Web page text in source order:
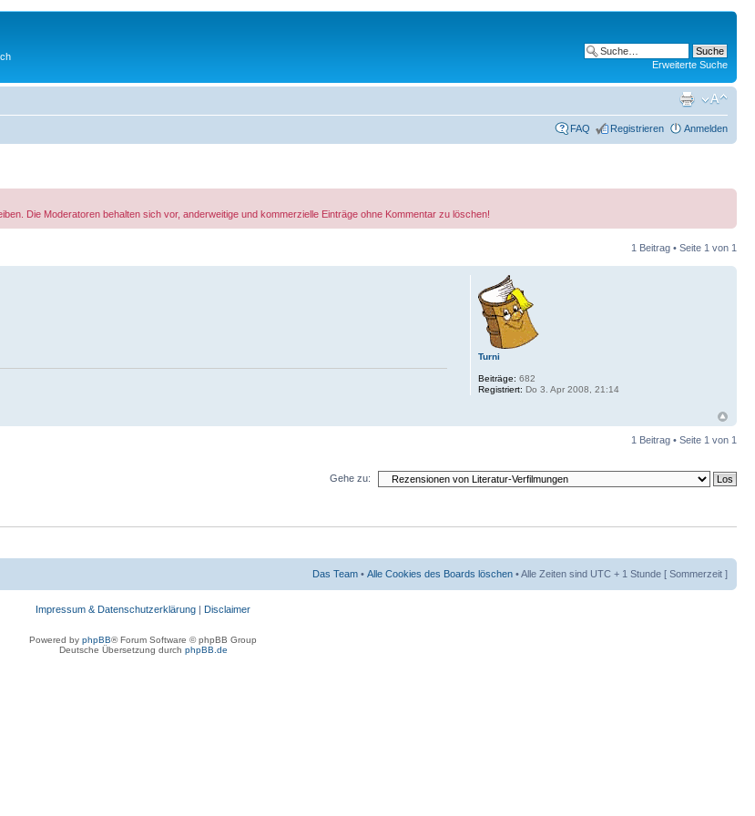
Erweiterte Suche
FAQ Registrieren Anmelden
Die Moderatoren behalten sich vor, anderweitige und kommerzielle Einträge ohne Kommentar zu löschen!
1 Beitrag • Seite 1 von 1
Turni
Beiträge: 682
Registriert: Do 3. Apr 2008, 21:14
1 Beitrag • Seite 1 von 1
Gehe zu:
Das Team • Alle Cookies des Boards löschen • Alle Zeiten sind UTC + 1 Stunde [ Sommerzeit ]
Impressum & Datenschutzerklärung | Disclaimer
Powered by phpBB® Forum Software © phpBB Group
Deutsche Übersetzung durch phpBB.de